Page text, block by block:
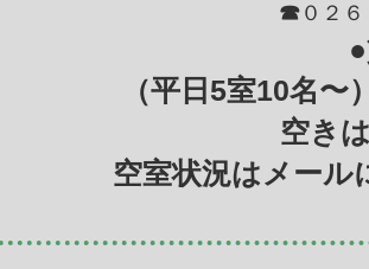
☎０２６
（平日5室10名〜
空き
空室状況はメール